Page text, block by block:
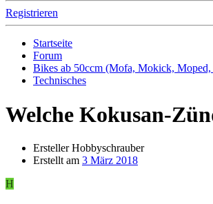
Registrieren
Startseite
Forum
Bikes ab 50ccm (Mofa, Mokick,
Technisches
Welche Kokusan-
ErstellerHobbyschrauber
Erstellt am 3 März 2018
H